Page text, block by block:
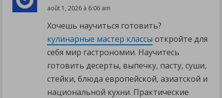
août 1, 2026 à 6:06 am
Хочешь научиться готовить?
кулинарные мастер классы откройте для
себя мир гастрономии. Научитесь
готовить десерты, выпечку, пасту, суши,
стейки, блюда европейской, азиатской и
национальной кухни. Практические